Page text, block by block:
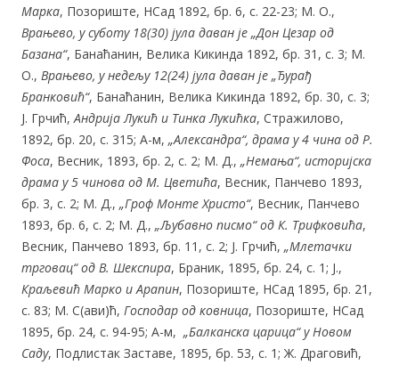
Марка, Позориште, НСад 1892, бр. 6, с. 22-23; М. О.,
Врањево, у суботу 18(30) јула даван је „Дон Цезар од
Базана“, Банаћанин, Велика Кикинда 1892, бр. 31, с. 3; М.
О., Врањево, у недељу 12(24) јула даван је „Ђурађ
Бранковић“, Банаћанин, Велика Кикинда 1892, бр. 30, с. 3;
Ј. Грчић,Андрија Лукић и Тинка Лукићка, Стражилово,
1892, бр. 20, с. 315; А-м, „Александра“, драма у4 чина од Р.
Фоса, Весник, 1893, бр. 2, с. 2; М. Д., „Немања“, историјска
драма у5 чинова од М. Цветића, Весник, Панчево 1893,
бр. 3, с. 2; М. Д., „Гроф Монте Христо“, Весник, Панчево
1893, бр. 6, с. 2; М. Д., „Љубавно писмо“ од К. Трифковића,
Весник, Панчево 1893, бр. 11, с. 2; Ј. Грчић, „Млетачки
трговац“ од В. Шекспира, Браник, 1895, бр. 24, с. 1; Ј.,
Краљевић Марко и Арапин, Позориште, НСад 1895, бр. 21,
с. 83; М. С(ави)ћ, Господар од ковница, Позориште, НСад
1895, бр. 24, с. 94-95; А-м, „Балканска царица“ у Новом
Саду, Подлистак Заставе, 1895, бр. 53, с. 1; Ж. Драговић,